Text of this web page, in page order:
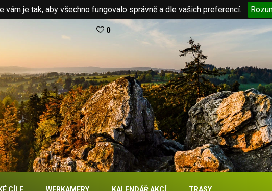
je tak, aby všechno fungovalo správně a dle vašich preferencí.
0